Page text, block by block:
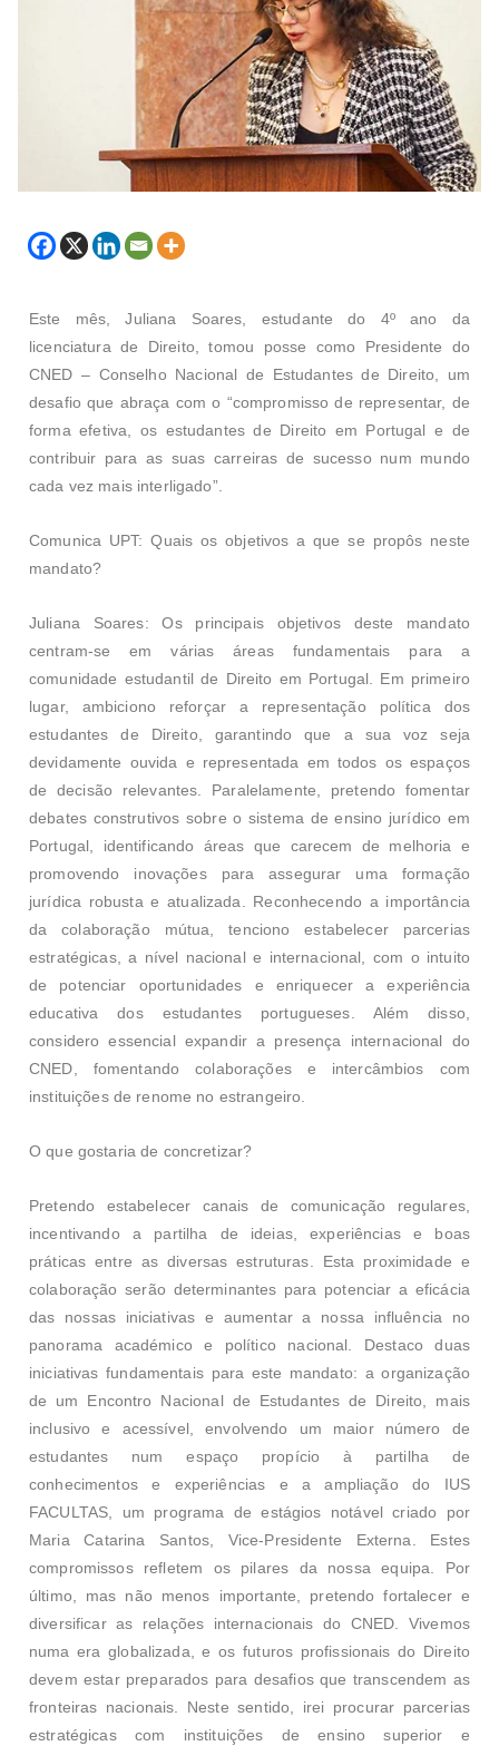
Este mês, Juliana Soares, estudante do 4º ano da
licenciatura de Direito, tomou posse como Presidente do
CNED – Conselho Nacional de Estudantes de Direito, um
desafio que abraça com o “compromisso de representar, de
forma efetiva, os estudantes de Direito em Portugal e de
contribuir para as suas carreiras de sucesso num mundo
cada vez mais interligado”.
Comunica UPT: Quais os objetivos a que se propôs neste
mandato?
Juliana Soares: Os principais objetivos deste mandato
centram-se em várias áreas fundamentais para a
comunidade estudantil de Direito em Portugal. Em primeiro
lugar, ambiciono reforçar a representação política dos
estudantes de Direito, garantindo que a sua voz seja
devidamente ouvida e representada em todos os espaços
de decisão relevantes. Paralelamente, pretendo fomentar
debates construtivos sobre o sistema de ensino jurídico em
Portugal, identificando áreas que carecem de melhoria e
promovendo inovações para assegurar uma formação
jurídica robusta e atualizada.
Reconhecendo a importância
da colaboração mútua, tenciono estabelecer parcerias
estratégicas, a nível nacional e internacional, com o intuito
de potenciar oportunidades e enriquecer a experiência
educativa dos estudantes portugueses. Além disso,
considero essencial expandir a presença internacional do
CNED, fomentando colaborações e intercâmbios com
instituições de renome no estrangeiro.
O que gostaria de concretizar?
Pretendo estabelecer canais de comunicação regulares,
incentivando a partilha de ideias, experiências e boas
práticas entre as diversas estruturas. Esta proximidade e
colaboração serão determinantes para potenciar a eficácia
das nossas iniciativas e aumentar a nossa influência no
panorama académico e político nacional. Destaco duas
iniciativas fundamentais para este mandato: a organização
de um Encontro Nacional de Estudantes de Direito, mais
inclusivo e acessível, envolvendo um maior número de
estudantes num espaço propício à partilha de
conhecimentos e experiências e a ampliação do IUS
FACULTAS, um programa de estágios notável criado por
Maria Catarina Santos, Vice-Presidente Externa. Estes
compromissos refletem os pilares da nossa equipa. Por
último, mas não menos importante, pretendo fortalecer e
diversificar as relações internacionais do CNED. Vivemos
numa era globalizada, e os futuros profissionais do Direito
devem estar preparados para desafios que transcendem as
fronteiras nacionais. Neste sentido, irei procurar parcerias
estratégicas com instituições de ensino superior e